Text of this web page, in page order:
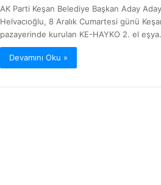
AK Parti Keşan Belediye Başkan Aday
Helvacıoğlu, 8 Aralık Cumartesi günü
pazayerinde kurulan KE-HAYKO 2. el
Devamını Oku »